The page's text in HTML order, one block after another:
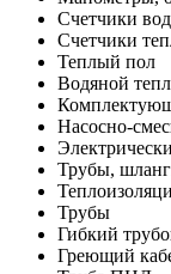
Счетчики
Счетчики
Теплый пол
Водяной
Насосно-
Трубы,
Трубы
Гибкий
Греющий